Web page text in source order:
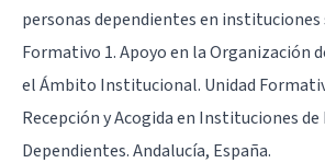
personas dependientes en instituciones
Formativo 1. Apoyo en la Organización
el Ámbito Institucional. Unidad
Recepción y Acogida en Instituciones de
Dependientes. Andalucía, España.